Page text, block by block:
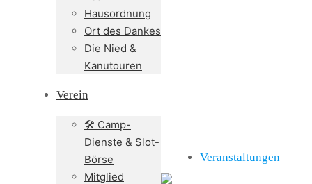
Hausordnung
Ort des Dankes
Die Nied &
Kanutouren
Verein
🛠️ Camp-
Dienste & Slot-
Börse
Mitglied
Veranstaltungen